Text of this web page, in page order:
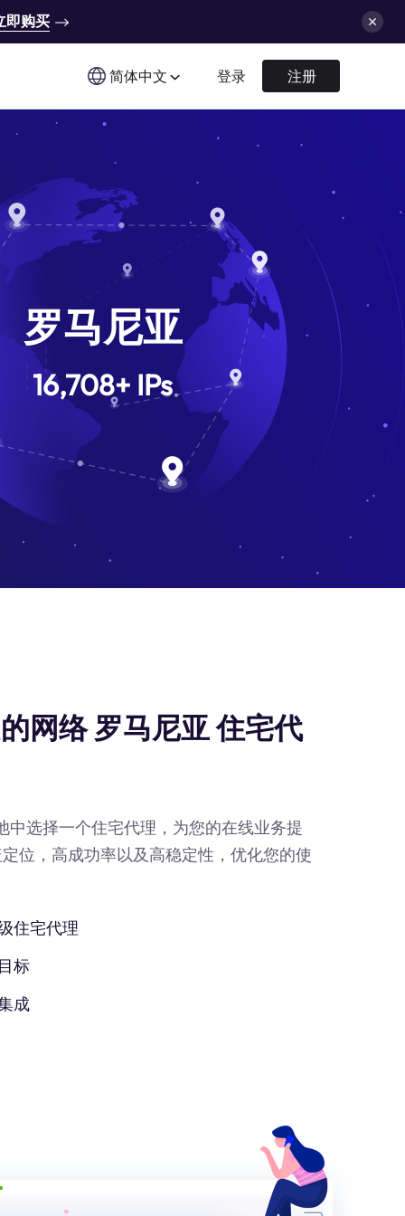
即购买
简体中文 登录 注册
罗马尼亚
16,708+ IPs
网络 罗马尼亚 住宅代
选择一个住宅代理，为您的在线业务提
位，高成功率以及高稳定性，优化您的使
住宅代理
标
成